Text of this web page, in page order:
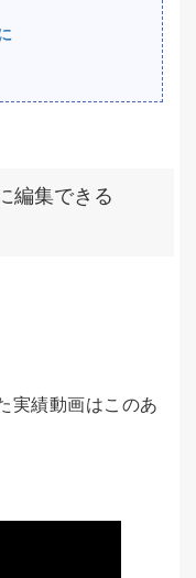
編集できる
実績動画はこのあ